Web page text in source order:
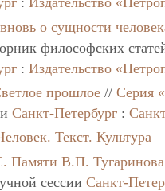
о сущности
философских
:Издательство
прошлое //Серия
Санкт-Петербург :
Текст. Культура
Памяти В.П. Тугаринова
сессииСанкт-